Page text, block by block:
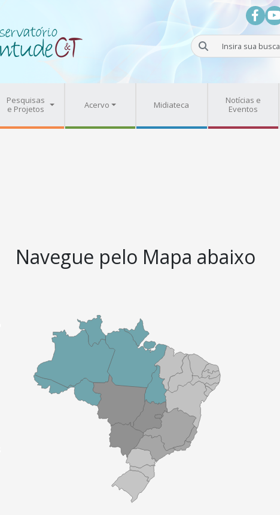
Buscar
Pesquisas
e Projetos
Acervo Midiateca
Notícias e
Eventos
Navegue pelo Mapa abaixo